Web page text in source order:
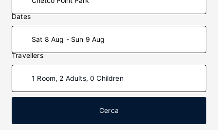
Dates
Sat 8 Aug - Sun 9 Aug
Travellers
1 Room, 2 Adults, 0 Children
Cerca